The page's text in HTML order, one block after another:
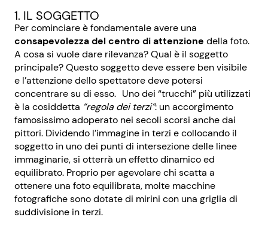
1. IL SOGGETTO
Per cominciare è fondamentale avere una
consapevolezza del centro di attenzione della foto.
A cosa si vuole dare rilevanza? Qual è il soggetto
principale? Questo soggetto deve essere ben visibile
e l’attenzione dello spettatore deve potersi
concentrare su di esso. Uno dei “trucchi” più utilizzati
è la cosiddetta “regola dei terzi”: un accorgimento
famosissimo adoperato nei secoli scorsi anche dai
pittori. Dividendo l’immagine in terzi e collocando il
soggetto in uno dei punti di intersezione delle linee
immaginarie, si otterrà un effetto dinamico ed
equilibrato. Proprio per agevolare chi scatta a
ottenere una foto equilibrata, molte macchine
fotografiche sono dotate di mirini con una griglia di
suddivisione in terzi.